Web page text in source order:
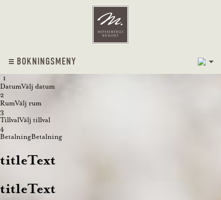
BOKNINGSMENY
11
DatumVälj datum
2
RumVälj rum
3
TillvalVälj tillval
4
BetalningBetalning
titleText
titleText